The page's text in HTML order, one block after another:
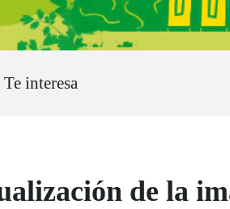
Te interesa
de la